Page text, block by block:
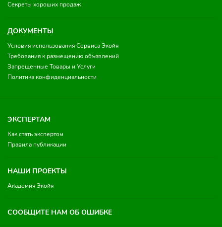
Секреты хороших продаж
ДОКУМЕНТЫ
Условия использования Сервиса Экойя
Требования к размещению объявлений
Запрещенные Товары и Услуги
Политика конфиденциальности
ЭКСПЕРТАМ
Как стать экспертом
Правила публикации
НАШИ ПРОЕКТЫ
Академия Экойя
СООБЩИТЕ НАМ ОБ ОШИБКЕ